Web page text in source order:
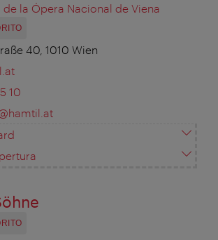
la Ópera Nacional de Viena
40, 1010 Wien
10